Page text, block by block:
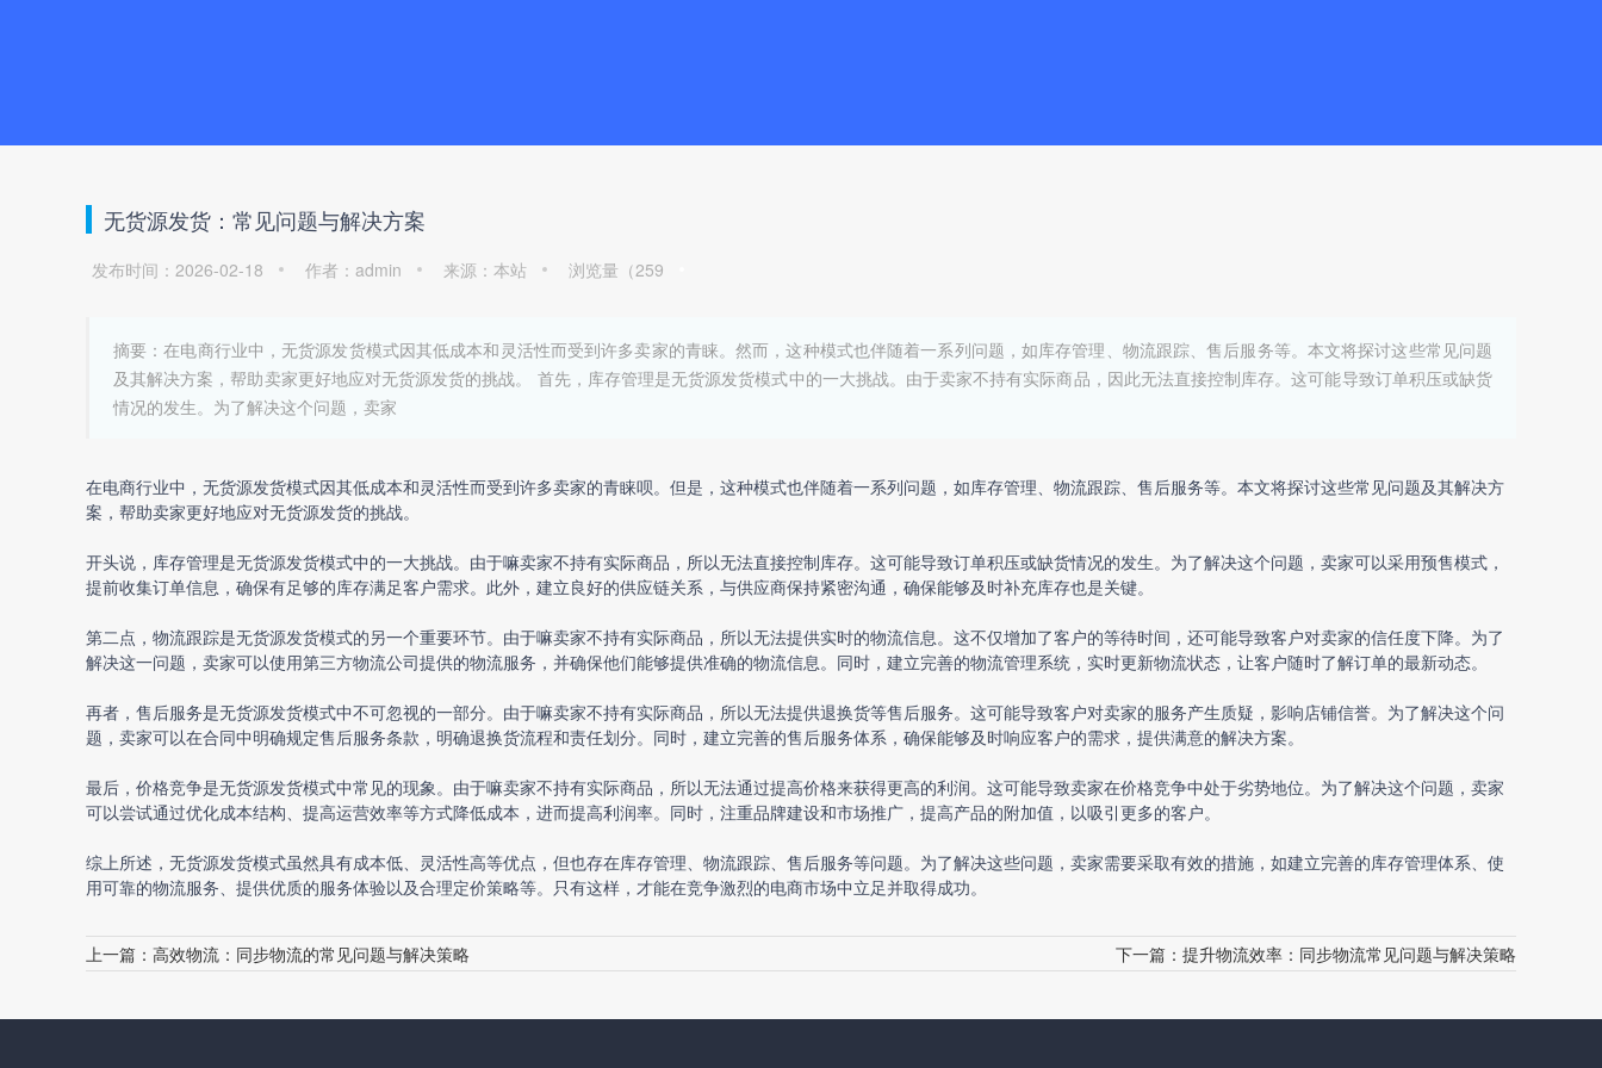
无货源发货：常见问题与解决方案
发布时间：2026-02-18 作者：admin 来源：本站 浏览量（259
摘要：在电商行业中，无货源发货模式因其低成本和灵活性而受到许多卖家的青睐。然而，这种模式也伴随着一系列问题，如库存管理、物流跟踪、售后服务等。本文将探讨这些常见问题
及其解决方案，帮助卖家更好地应对无货源发货的挑战。 首先，库存管理是无货源发货模式中的一大挑战。由于卖家不持有实际商品，因此无法直接控制库存。这可能导致订单积压或缺货
情况的发生。为了解决这个问题，卖家
在电商行业中， 无货源发货模式因其低成本和灵活性而受到许多卖家的青睐呗。但是，这种模式也伴随着一系列问题，如库存管理、物流跟踪、售后服务等。本文将探讨这些常见问题及其解决方
案，帮助卖家更好地应对无货源发货的挑战。
开头说，库存管理是无货源发货模式中的一大挑战。由于嘛卖家不持有实际商品，所以无法直接控制库存。这可能导致订单积压或缺货情况的发生。为了解决这个问题，卖家可以采用预售模式，
提前收集订单信息，确保有足够的库存满足客户需求。此外，建立良好的供应链关系，与供应商保持紧密沟通，确保能够及时补充库存也是关键。
第二点，物流跟踪是无货源发货模式的另一个重要环节。由于嘛卖家不持有实际商品，所以无法提供实时的物流信息。这不仅增加了客户的等待时间，还可能导致客户对卖家的信任度下降。为了
解决这一问题，卖家可以使用第三方物流公司提供的物流服务，并确保他们能够提供准确的物流信息。同时，建立完善的物流管理系统，实时更新物流状态，让客户随时了解订单的最新动态。
再者，售后服务是无货源发货模式中不可忽视的一部分。由于嘛卖家不持有实际商品，所以无法提供退换货等售后服务。这可能导致客户对卖家的服务产生质疑，影响店铺信誉。为了解决这个问
题，卖家可以在合同中明确规定售后服务条款，明确退换货流程和责任划分。同时，建立完善的售后服务体系，确保能够及时响应客户的需求，提供满意的解决方案。
最后，价格竞争是无货源发货模式中常见的现象。由于嘛卖家不持有实际商品，所以无法通过提高价格来获得更高的利润。这可能导致卖家在价格竞争中处于劣势地位。为了解决这个问题，卖家
可以尝试通过优化成本结构、提高运营效率等方式降低成本，进而提高利润率。同时，注重品牌建设和市场推广，提高产品的附加值，以吸引更多的客户。
综上所述，无货源发货模式虽然具有成本低、灵活性高等优点，但也存在库存管理、物流跟踪、售后服务等问题。为了解决这些问题，卖家需要采取有效的措施，如建立完善的库存管理体系、使
用可靠的物流服务、提供优质的服务体验以及合理定价策略等。只有这样，才能在竞争激烈的电商市场中立足并取得成功。
上一篇： 高效物流：同步物流的常见问题与解决策略 下一篇： 提升物流效率：同步物流常见问题与解决策略